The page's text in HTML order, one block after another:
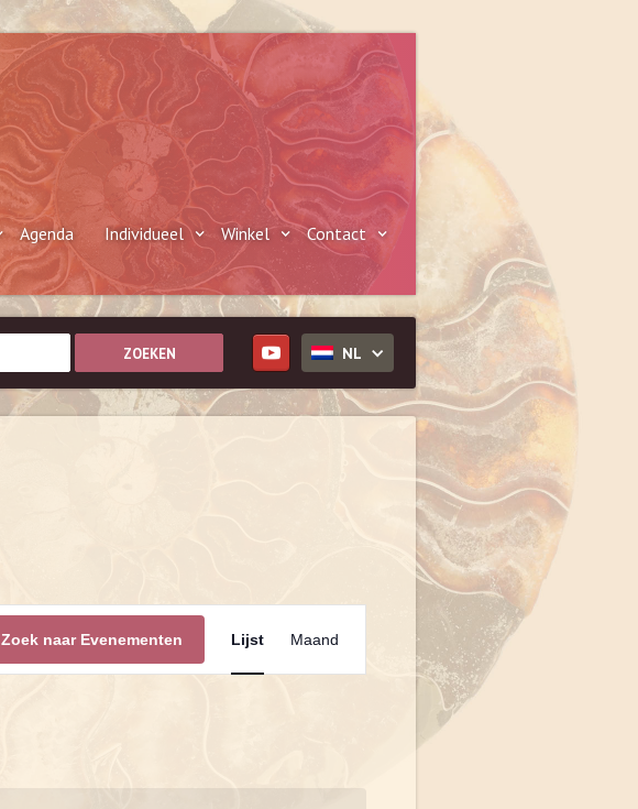
Agenda Individueel Winkel Contact
NL
Zoek naar Evenementen
weergaven
navigatie
Lijst Maand